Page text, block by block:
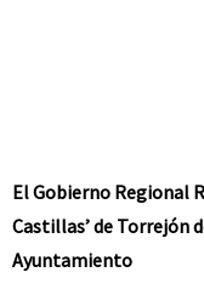
El Gobierno Regional
Castillas’ de Torrejón
Ayuntamiento